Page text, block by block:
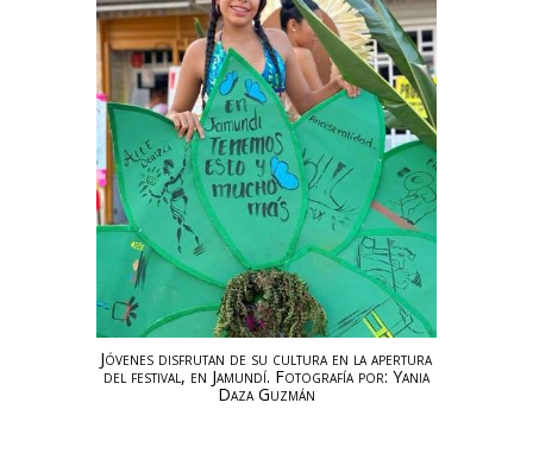
Jóvenes disfrutan de su cultura en la apertura
del festival, en Jamundí. Fotografía por: Yania
Daza Guzmán